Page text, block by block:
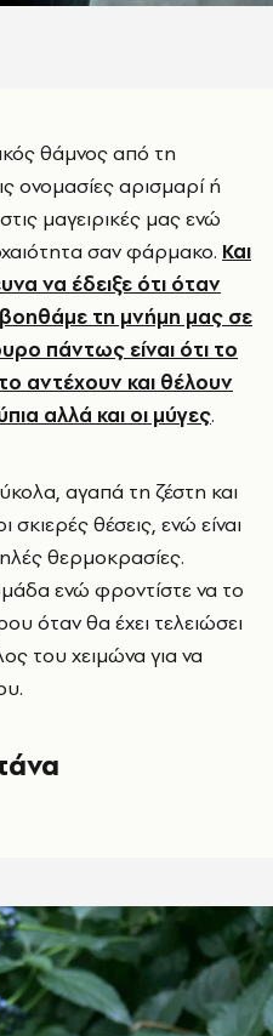
ονομασίες αρισμαρί ή
μαγειρικές μας ενώ
σαν φάρμακο. Και
να έδειξε ότι όταν
τη μνήμη μας σε
πάντως είναι ότι το
αντέχουν και θέλουν
αλλά και οι μύγες.
αγαπά τη ζέστη και
θέσεις, ενώ είναι
θερμοκρασίες.
ενώ φροντίστε να το
όταν θα έχει τελειώσει
του χειμώνα για να